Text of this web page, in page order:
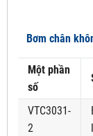
Bơm chân
Một phần
số
VTC3031-
2